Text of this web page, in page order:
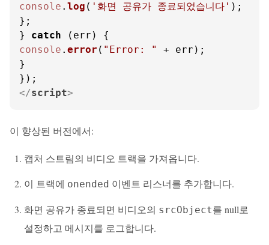
console . log ( '화면 공유가 종료되었습니다' );
};
} catch
console . error ( "Error: "
+ err);
}
</script>
이 향상된 버전에서:
캡처 스트림의 비디오 트랙을 가져옵니다.
이 트랙에 onended 이벤트 리스너를 추가합니다.
화면 공유가 종료되면 비디오의 srcObject를 null로
설정하고 메시지를 로그합니다.